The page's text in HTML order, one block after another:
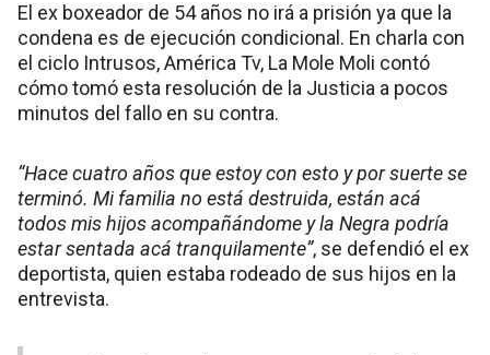
El ex boxeador de 54 años no irá a prisión ya que la
condena es de ejecución condicional. En charla con
el ciclo Intrusos, América Tv, La Mole Moli contó
cómo tomó esta resolución de la Justicia a pocos
minutos del fallo en su contra.
“Hace cuatro años que estoy con esto y por suerte se
terminó. Mi familia no está destruida, están acá
todos mis hijos acompañándome y la Negra podría
estar sentada acá tranquilamente”, se defendió el ex
deportista, quien estaba rodeado de sus hijos en la
entrevista.